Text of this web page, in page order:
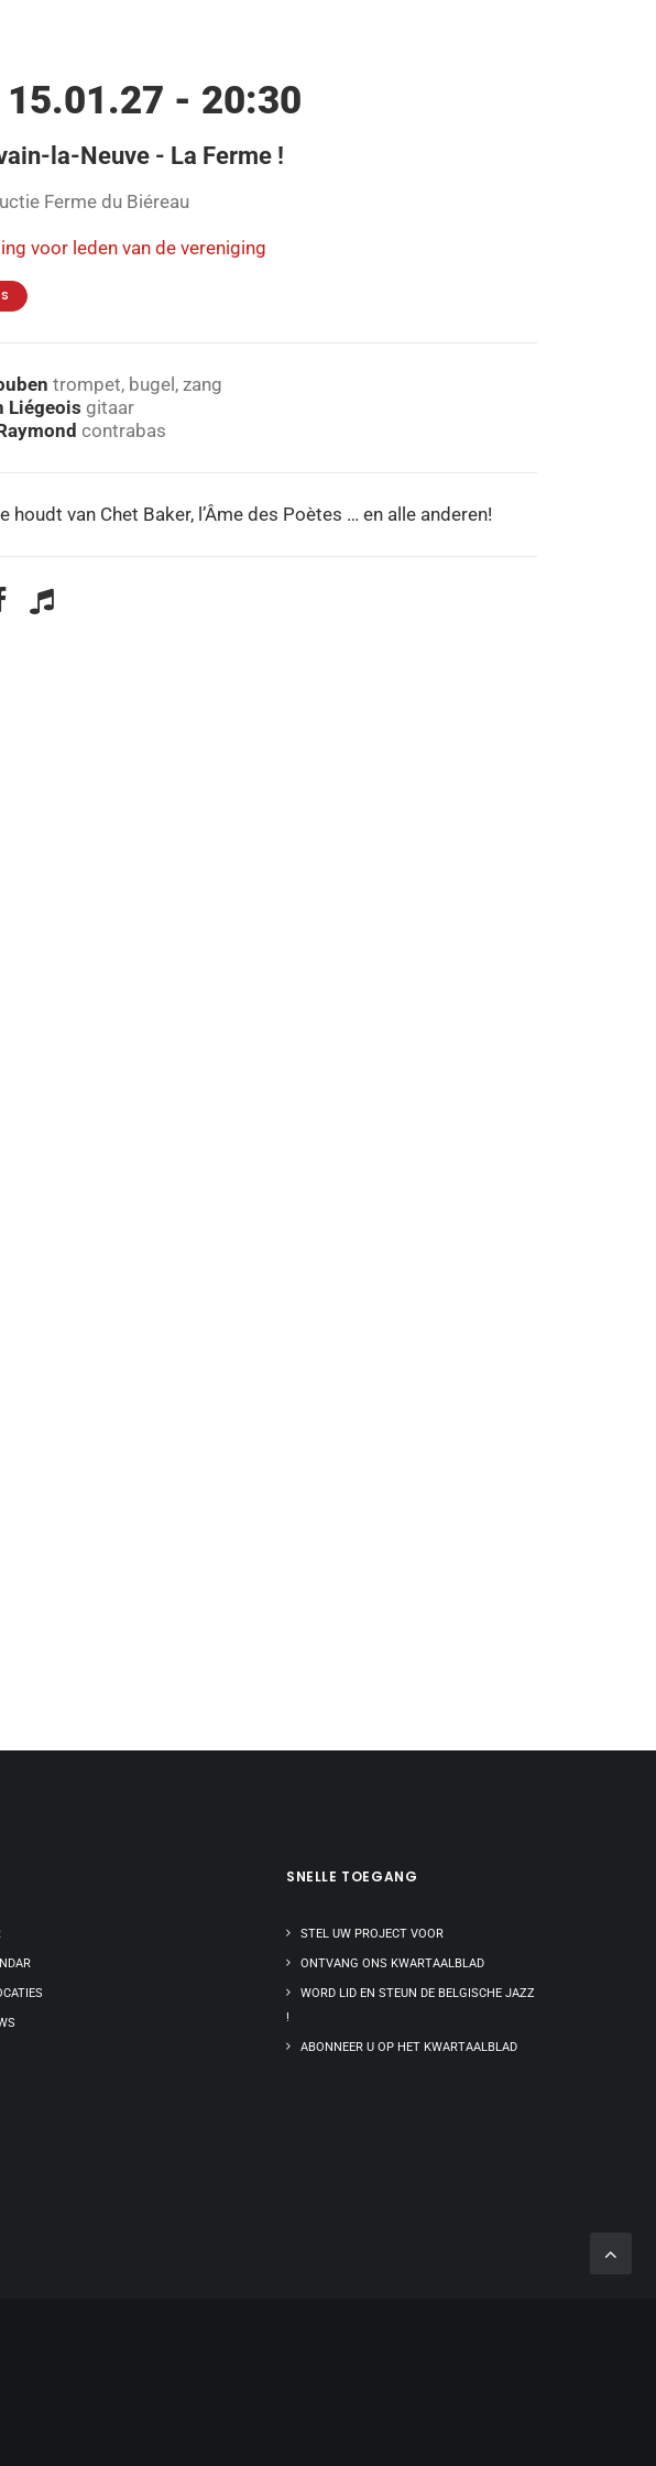
- 20:30
la-Neuve - La Ferme !
Ferme du Biéreau
voor leden van de vereniging
trompet, bugel, zang
Liégeois gitaar
contrabas
houdt van Chet Baker, l’Âme des Poètes … en alle anderen!
SNELLE TOEGANG
STEL UW PROJECT VOOR
ONTVANG ONS KWARTAALBLAD
WORD LID EN STEUN DE BELGISCHE JAZZ
!
ABONNEER U OP HET KWARTAALBLAD